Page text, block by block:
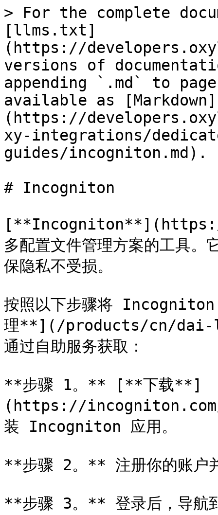
> For the complete
[llms.txt]
(https://
versions of
appending `.md` to
available as [Markdown]
(https://
xy-integrations/
guides/incogniton.md).
# Incogniton
多配置文件管理方案的工具。
保隐私不受损。
按照以下步骤将
理**](/products/cn/
通过自助服务获取：
**步骤 1。** [**下载**]
(https://
装 Incogniton 应用。
**步骤 2。** 注册你的账户
**步骤 3。** 登录后，导